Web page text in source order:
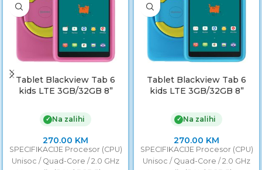
Tablet Blackview Tab 6
kids LTE 3GB/32GB 8”
✓ Na zalihi
270.00 KM
SPECIFIKACIJE Procesor (CPU)
Unisoc / Quad-Core / 2.0 GHz
Tablet Blackview Tab 6
kids LTE 3GB/32GB 8”
✓ Na zalihi
270.00 KM
SPECIFIKACIJE Procesor (CPU)
Unisoc / Quad-Core / 2.0 GHz